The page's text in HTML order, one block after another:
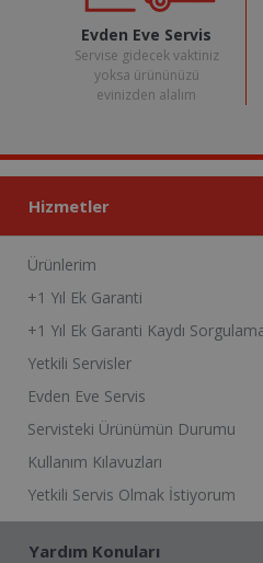
Evden Eve Servis
Servise gidecek vaktiniz
yoksa ürününüzü
evinizden alalım
Hizmetler
Ürünlerim
+1 Yıl Ek Garanti
+1 Yıl Ek Garanti Kaydı
Yetkili Servisler
Evden Eve Servis
Servisteki Ürünümün Durumu
Kullanım Kılavuzları
Yetkili Servis Olmak İstiyorum
Yardım Konuları